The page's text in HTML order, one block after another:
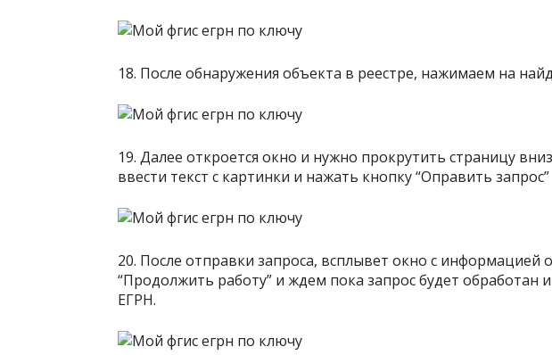
18. После обнаружения объекта в реестре, нажимаем на
19. Далее откроется окно и нужно прокрутить страницу
ввести текст с картинки и нажать кнопку “Оправить запрос”
20. После отправки запроса, всплывет окно с информацией
“Продолжить работу” и ждем пока запрос будет обработан
ЕГРН.